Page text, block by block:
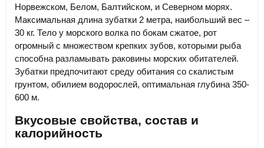
Норвежском, Белом, Балтийском, и Северном морях.
Максимальная длина зубатки 2 метра, наибольший вес –
30 кг. Тело у морского волка по бокам сжатое, рот
огромный с множеством крепких зубов, которыми рыба
способна разламывать раковины морских обитателей.
Зубатки предпочитают среду обитания со скалистым
грунтом, обилием водорослей, оптимальная глубина 350-
600 м.
Вкусовые свойства, состав и
калорийность